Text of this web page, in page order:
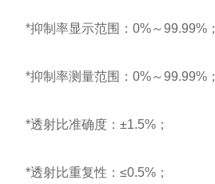
*抑制率显示范围：0%～99.99%；
*抑制率测量范围：0%～99.99%；
*透射比准确度：±1.5%；
*透射比重复性：≤0.5%；